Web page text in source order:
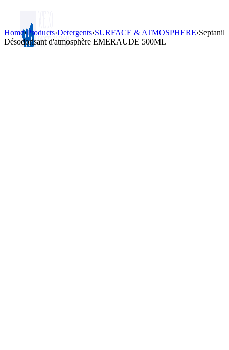
Home›Products›Detergents›SURFACE & ATMOSPHERE›Septanil
Désodorisant d'atmosphère EMERAUDE 500ML